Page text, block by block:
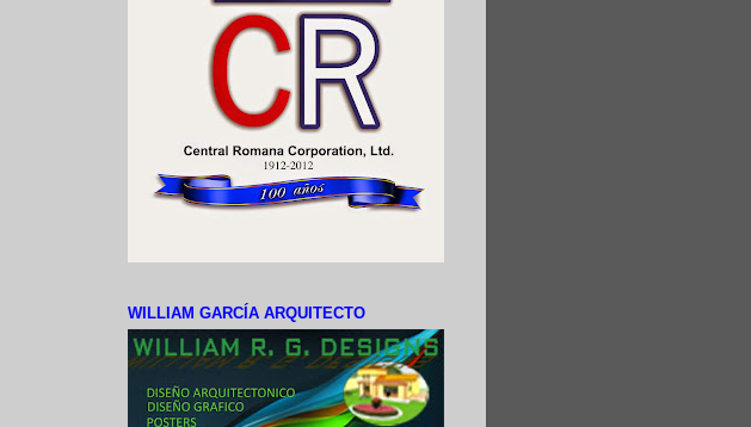
WILLIAM GARCÍA ARQUITECTO